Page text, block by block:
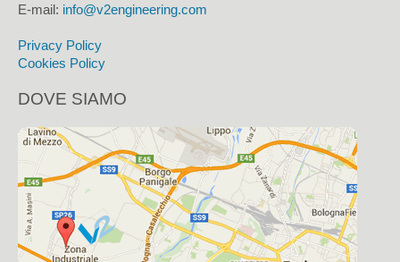
E-mail: info@v2engineering.com
Privacy Policy
Cookies Policy
DOVE SIAMO